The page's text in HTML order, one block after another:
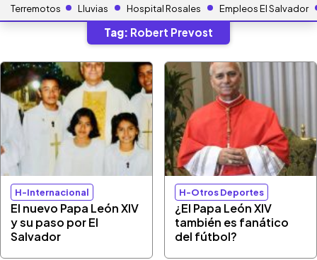
Terremotos Lluvias Hospital Rosales Empleos El Salvador
Tag: Robert Prevost
H-Internacional
El nuevo Papa León XIV
y su paso por El
Salvador
H-Otros Deportes
¿El Papa León XIV
también es fanático
del fútbol?